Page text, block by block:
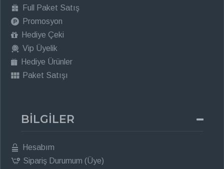
Full Paket Satış
Promosyon
Hediye Çeki
Vip Üyelik
Hediye Ürünler
Paket Satışı
BİLGİLER
Hesabım
Sipariş Durumum (Üye)